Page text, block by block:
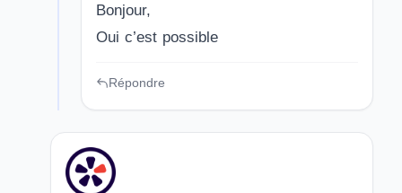
Bonjour,
Oui c’est possible
Répondre